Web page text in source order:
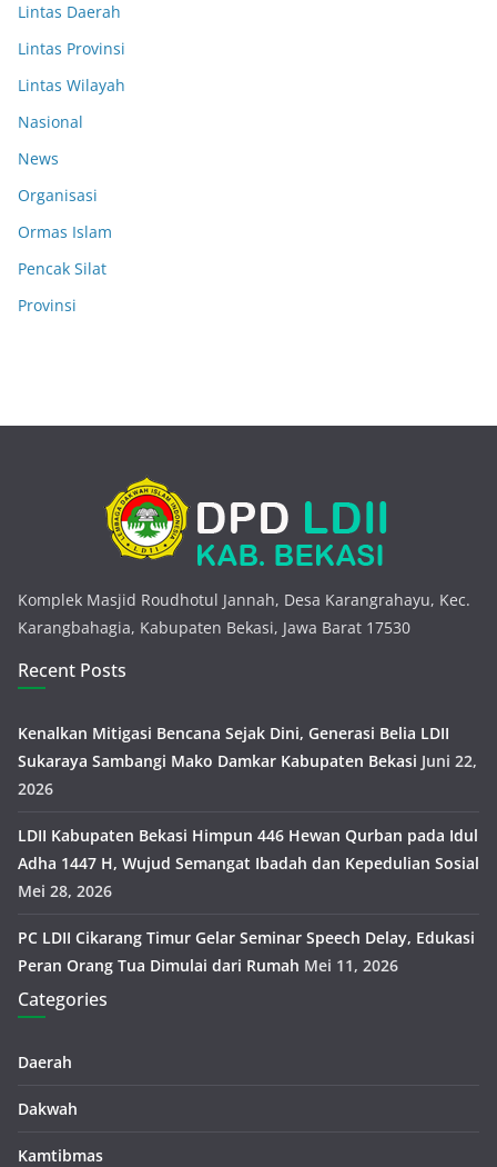
Lintas Daerah
Lintas Provinsi
Lintas Wilayah
Nasional
News
Organisasi
Ormas Islam
Pencak Silat
Provinsi
Komplek Masjid Roudhotul Jannah, Desa Karangrahayu, Kec.
Karangbahagia, Kabupaten Bekasi, Jawa Barat 17530
Recent Posts
Kenalkan Mitigasi Bencana Sejak Dini, Generasi Belia LDII
Sukaraya Sambangi Mako Damkar Kabupaten Bekasi Juni 22,
2026
LDII Kabupaten Bekasi Himpun 446 Hewan Qurban pada Idul
Adha 1447 H, Wujud Semangat Ibadah dan Kepedulian Sosial
Mei 28, 2026
PC LDII Cikarang Timur Gelar Seminar Speech Delay, Edukasi
Peran Orang Tua Dimulai dari Rumah Mei 11, 2026
Categories
Daerah
Dakwah
Kamtibmas